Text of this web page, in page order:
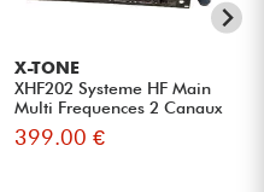
X-TONE
XHF202 Systeme HF Main
Multi Frequences 2 Canaux
399.00 €